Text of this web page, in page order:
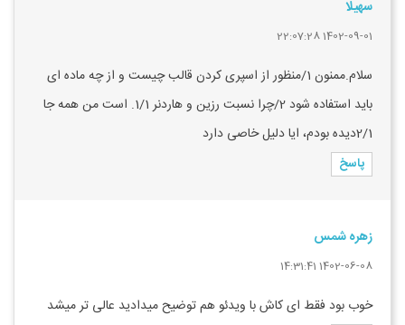
سهیلا
1402-09-01 22:07:28
سلام.ممنون 1/منظور از اسپری کردن قالب چیست و از چه ماده ای
باید استفاده شود 2/چرا نسبت رزین و هاردنر 1/1. است من همه جا
2/1دیده بودم، ایا دلیل خاصی دارد
پاسخ
زهره شمس
1402-06-08 14:31:41
خوب بود فقط ای کاش با ویدئو هم توضیح میدادید عالی تر میشد